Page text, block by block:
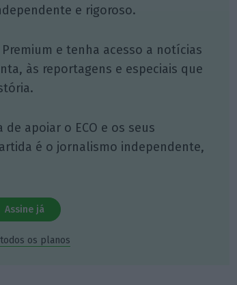
e rigoroso.
Premium e tenha acesso a notícias
às reportagens e especiais que
apoiar o ECO e os seus
é o jornalismo independente,
Assine já
os planos